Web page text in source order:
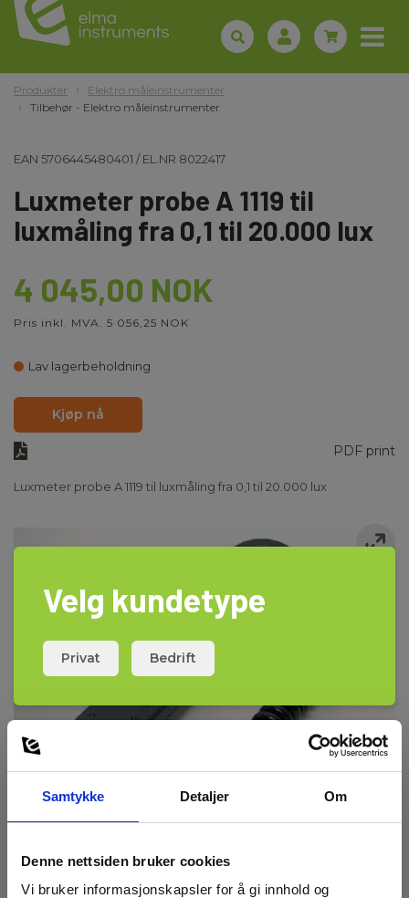
Samtykke Detaljer Om
Denne nettsiden bruker cookies
Vi bruker informasjonskapsler for å gi innhold og
Produkter
Elektro måleinstrumenter
Tilbehør - Elektro måleinstrumenter
EAN 5706445480401 /EL.NR 8022417
Luxmeter probe A 1119 til
luxmåling fra 0,1 til 20.000 lux
4 045,00 NOK
Pris inkl. MVA. 5 056,25 NOK
Lav lagerbeholdning
Kjøp nå
PDF print
Luxmeter probe A 1119 til luxmåling fra 0,1 til 20.000 lux
Velg kundetype
Privat Bedrift